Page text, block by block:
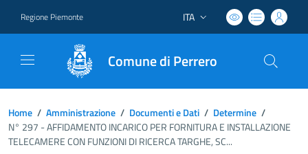
Regione Piemonte Lingua attiva:
ITA
Comune di Perrero
Home / Amministrazione / Documenti e Dati / Determine /
N° 297 - AFFIDAMENTO INCARICO PER FORNITURA E INSTALLAZIONE
TELECAMERE CON FUNZIONI DI RICERCA TARGHE, SC...